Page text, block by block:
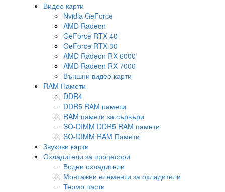
Видео карти
Nvidia GeForce
AMD Radeon
GeForce RTX 40
GeForce RTX 30
AMD Radeon RX 6000
AMD Radeon RX 7000
Външни видео карти
RAM Памети
DDR4
DDR5 RAM памети
RAM памети за сървъри
SO-DIMM DDR5 RAM памети
SO-DIMM RAM Памети
Звукови карти
Охладители за процесори
Водни охладители
Монтажни елементи за охладители
Термо пасти